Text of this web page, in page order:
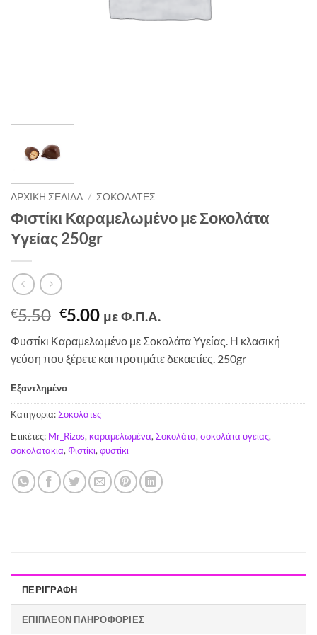
ΑΡΧΙΚΉ ΣΕΛΊΔΑ / ΣΟΚΟΛΆΤΕΣ
Φιστίκι Καραμελωμένο με Σοκολάτα
Υγείας 250gr
€5.50 Original
was:
€5.50.
€5.00Η
τρέχουσα
τιμή
είναι:
με Φ.Π.Α.
Φυστίκι Καραμελωμένο με Σοκολάτα Υγείας. Η κλασική
γεύση που ξέρετε και προτιμάτε δεκαετίες. 250gr
Εξαντλημένο
Κατηγορία:Σοκολάτες
Ετικέτες: Mr_Rizos, καραμελωμένα, Σοκολάτα, σοκολάτα υγείας,
σοκολατακια, Φιστίκι, φυστίκι
ΠΕΡΙΓΡΑΦΉ
ΕΠΙΠΛΈΟΝ ΠΛΗΡΟΦΟΡΊΕΣ